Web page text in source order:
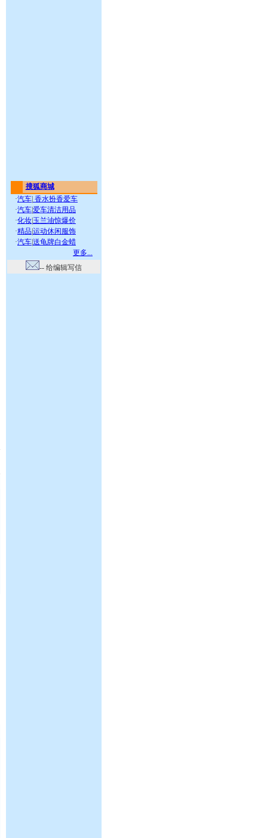
搜狐商城
·汽车 香水扮香爱车
·汽车爱车清洁用品
·化妆 玉兰油惊爆价
·精品运动休闲服饰
·汽车送龟牌白金蜡
更多...
-- 给编辑写信